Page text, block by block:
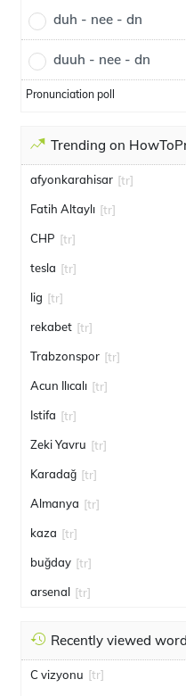
duh - nee - dn
duuh - nee - dn
Pronunciation poll
Trending on
afyonkarahisar [tr]
Fatih Altaylı [tr]
CHP [tr]
tesla [tr]
lig [tr]
rekabet [tr]
Trabzonspor [tr]
Acun Ilıcalı [tr]
Istifa [tr]
Zeki Yavru [tr]
Karadağ [tr]
Almanya [tr]
kaza [tr]
buğday [tr]
arsenal [tr]
Recently viewed
C vizyonu [tr]